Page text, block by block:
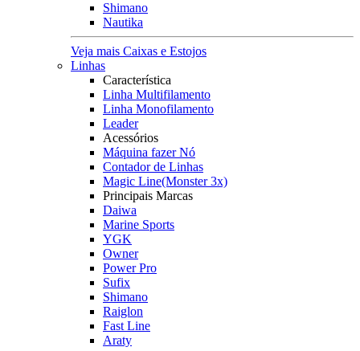
Shimano
Nautika
Veja mais Caixas e Estojos
Linhas
Característica
Linha Multifilamento
Linha Monofilamento
Leader
Acessórios
Máquina fazer Nó
Contador de Linhas
Magic Line(Monster 3x)
Principais Marcas
Daiwa
Marine Sports
YGK
Owner
Power Pro
Sufix
Shimano
Raiglon
Fast Line
Araty